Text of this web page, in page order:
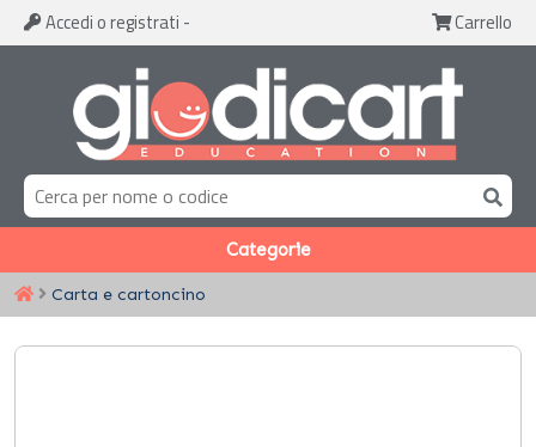
Accedi o registrati - Carrello
Categorie
Carta e cartoncino